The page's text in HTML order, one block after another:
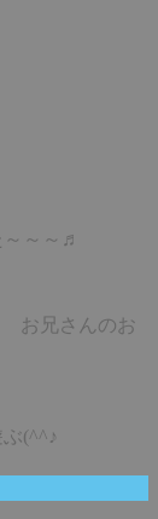
～～♬
お兄さんのお
ぶ(^^♪